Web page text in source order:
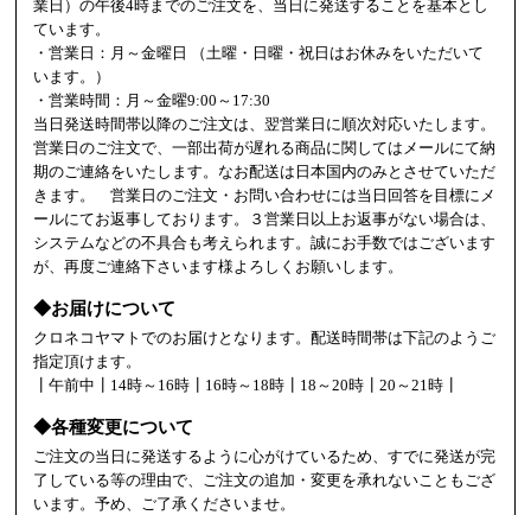
業日）の午後4時までのご注文を、当日に発送することを基本とし
ています。
・営業日：月～金曜日 （土曜・日曜・祝日はお休みをいただいて
います。）
・営業時間：月～金曜9:00～17:30
当日発送時間帯以降のご注文は、翌営業日に順次対応いたします。
営業日のご注文で、一部出荷が遅れる商品に関してはメールにて納
期のご連絡をいたします。なお配送は日本国内のみとさせていただ
きます。 営業日のご注文・お問い合わせには当日回答を目標にメ
ールにてお返事しております。３営業日以上お返事がない場合は、
システムなどの不具合も考えられます。誠にお手数ではございます
が、再度ご連絡下さいます様よろしくお願いします。
◆お届けについて
クロネコヤマトでのお届けとなります。配送時間帯は下記のようご
指定頂けます。
┃午前中┃14時～16時┃16時～18時┃18～20時┃20～21時┃
◆各種変更について
ご注文の当日に発送するように心がけているため、すでに発送が完
了している等の理由で、ご注文の追加・変更を承れないこともござ
います。予め、ご了承くださいませ。